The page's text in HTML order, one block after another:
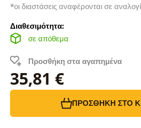
*οι διαστάσεις αναφέρονται σε
Διαθεσιμότητα:
σε απόθεμα
Προσθήκη στα αγαπημένα
35,81 €
ΠΡΟΣΘΉΚΗ ΣΤΟ